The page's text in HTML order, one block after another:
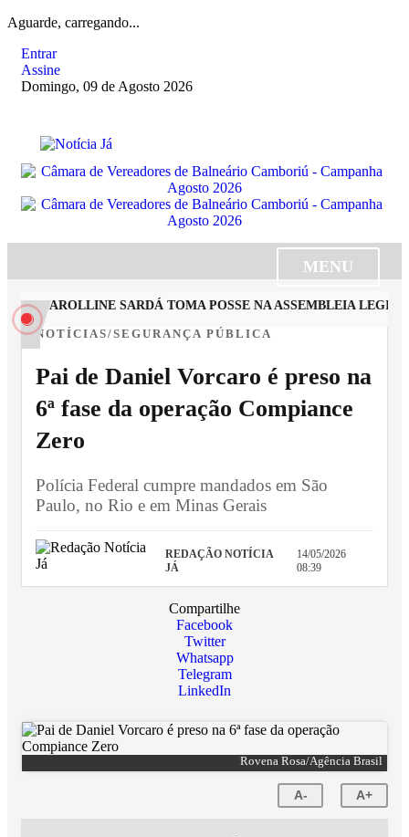
Aguarde, carregando...
Entrar
Assine
Domingo, 09 de Agosto 2026
MENU
CAROLLINE SARDÁ TOMA POSSE NA ASSEMBLEIA
NOTÍCIAS/SEGURANÇA PÚBLICA
Pai de Daniel Vorcaro é preso na
6ª fase da operação Compiance
Zero
Polícia Federal cumpre mandados em São
Paulo, no Rio e em Minas Gerais
REDAÇÃO NOTÍCIA
JÁ
14/05/2026
08:39
Compartilhe
Facebook
Twitter
Whatsapp
Telegram
LinkedIn
Rovena Rosa/Agência Brasil
A- A+